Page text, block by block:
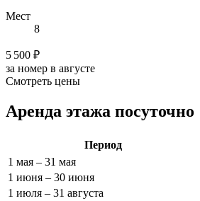
Мест
8
5 500 ₽
за номер в августе
Смотреть цены
Аренда этажа посуточно
Период
1 мая – 31 мая
1 июня – 30 июня
1 июля – 31 августа